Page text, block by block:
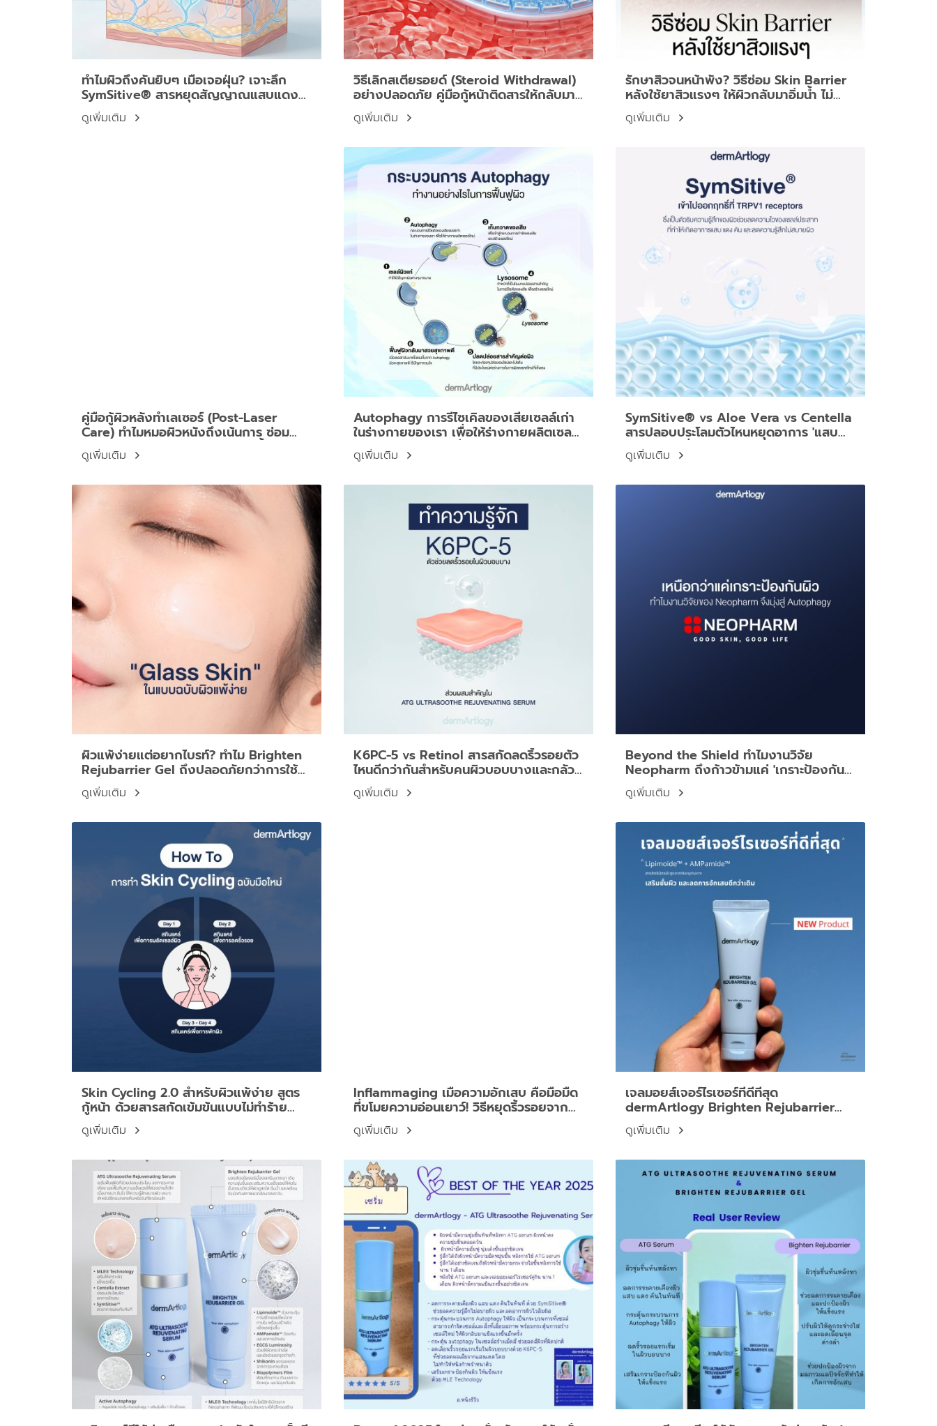
ทำไมผิวถึงคันยิบๆ เมื่อเจอฝุ่น? เจาะลึก
SymSitive® สารหยุดสัญญาณแสบแดงที่
ต้นตอเส้นประสาท
ดูเพิ่มเติม
วิธีเลิกสเตียรอยด์ (Steroid Withdrawal)
อย่างปลอดภัย คู่มือกู้หน้าติดสารให้กลับมาส
ตรองด้วยเทคโนโลยี MLE
ดูเพิ่มเติม
รักษาสิวจนหน้าพัง? วิธีซ่อม Skin Barrier
หลังใช้ยาสิวแรงๆ ให้ผิวกลับมาอิ่มน้ำ ไม่
ลอก ไม่แดง
ดูเพิ่มเติม
คู่มือกู้ผิวหลังทำเลเซอร์ (Post-Laser
Care) ทำไมหมอผิวหนังถึงเน้นการ ซ่อม
เซลล์ มากกว่าแค่การเติมความชุ่มชื้น?
ดูเพิ่มเติม
Autophagy การรีไซเคิลของเสียเซลล์เก่า
ในร่างกายของเรา เพื่อให้ร่างกายผลิตเซลล์
ใหม่ แข็งแรงอย่างยั่งยืน
ดูเพิ่มเติม
SymSitive® vs Aloe Vera vs Centella
สารปลอบประโลมตัวไหนหยุดอาการ 'แสบ
หน้า' ได้เร็วที่สุด?
ดูเพิ่มเติม
ผิวแพ้ง่ายแต่อยากไบรท์? ทำไม Brighten
Rejubarrier Gel ถึงปลอดภัยกว่าการใช้
กรดหน้าขาว (AHA/BHA) ในหน้าร้อน
ดูเพิ่มเติม
K6PC-5 vs Retinol สารสกัดลดริ้วรอยตัว
ไหนดีกว่ากันสำหรับคนผิวบอบบางและกลัว
หน้าลอก?
ดูเพิ่มเติม
Beyond the Shield ทำไมงานวิจัย
Neopharm ถึงก้าวข้ามแค่ 'เกราะป้องกัน
ผิว' สู่การปฏิวัติด้วย Autophagy?
ดูเพิ่มเติม
Skin Cycling 2.0 สำหรับผิวแพ้ง่าย สูตร
กู้หน้า ด้วยสารสกัดเข้มข้นแบบไม่ทำร้าย
Barrier
ดูเพิ่มเติม
Inflammaging เมื่อความอักเสบ คือมือมืด
ที่ขโมยความอ่อนเยาว์! วิธีหยุดริ้วรอยจาก
ต้นเหตุในปี 2026
ดูเพิ่มเติม
เจลมอยส์เจอร์ไรเซอร์ที่ดีที่สุด
dermArtlogy Brighten Rejubarrier
Gel
ดูเพิ่มเติม